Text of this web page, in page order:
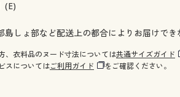
(E)
しょ部など配送上の都合によりお届けでき
、衣料品のヌード寸法については共通サイズガイド
スについてはご利用ガイド をご確認ください。